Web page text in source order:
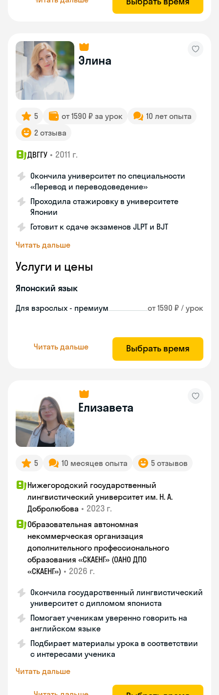
Элина
5 от 1590 ₽ за урок
10 лет опыта
2 отзыва
ДВГГУ • 2011 г.
Окончила университет по специальности
«Перевод и переводоведение»
Проходила стажировку в университете
Японии
Готовит к сдаче экзаменов JLPT и BJT
Читать дальше
Услуги и цены
Японский язык
Для взрослых - премиум от 1590 ₽ / урок
Читать дальше Выбрать время
Елизавета
5 10 месяцев опыта 5 отзывов
Нижегородский государственный
лингвистический университет им. Н. А.
Добролюбова • 2023 г.
Образовательная автономная
некоммерческая организация
дополнительного профессионального
образования «СКАЕНГ» (ОАНО ДПО
«СКАЕНГ») • 2026 г.
Окончила государственный лингвистический
университет с дипломом япониста
Помогает ученикам уверенно говорить на
английском языке
Подбирает материалы урока в соответствии
с интересами ученика
Читать дальше